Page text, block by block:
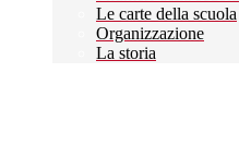
Le carte della scuola
Organizzazione
La storia